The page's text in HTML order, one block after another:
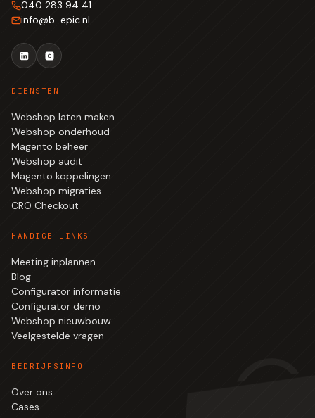
040 283 94 41
info@b-epic.nl
DIENSTEN
Webshop laten maken
Webshop onderhoud
Magento beheer
Webshop audit
Magento koppelingen
Webshop migraties
CRO Checkout
HANDIGE LINKS
Meeting inplannen
Blog
Configurator informatie
Configurator demo
Webshop nieuwbouw
Veelgestelde vragen
BEDRIJFSINFO
Over ons
Cases